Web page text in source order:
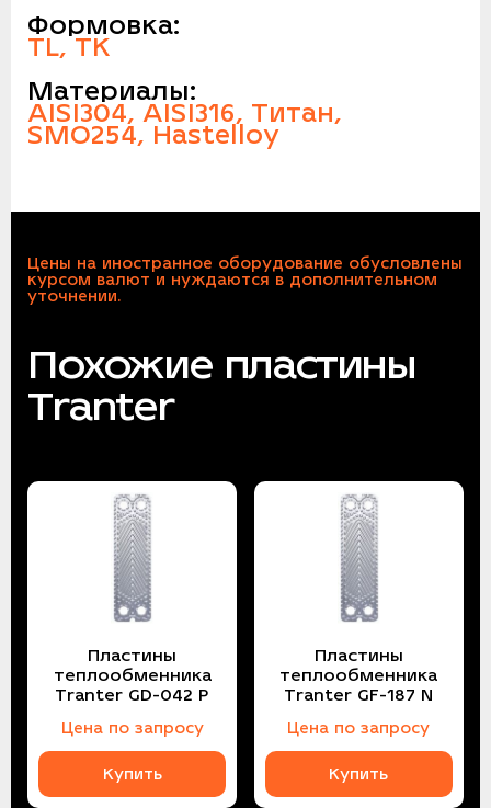
Формовка:
TL, TK
Материалы:
AISI304, AISI316, Титан,
SMO254, Hastelloy
Цены на иностранное оборудование обусловлены
курсом валют и нуждаются в дополнительном
уточнении.
Похожие пластины
Tranter
Пластины
теплообменника
Tranter GD-042 P
Цена по запросу
Купить
Пластины
теплообменника
Tranter GF-187 N
Цена по запросу
Купить